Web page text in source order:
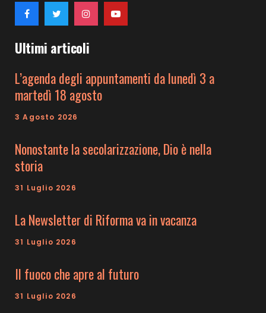
Ultimi articoli
L’agenda degli appuntamenti da lunedì 3 a
martedì 18 agosto
3 Agosto 2026
Nonostante la secolarizzazione, Dio è nella
storia
31 Luglio 2026
La Newsletter di Riforma va in vacanza
31 Luglio 2026
Il fuoco che apre al futuro
31 Luglio 2026